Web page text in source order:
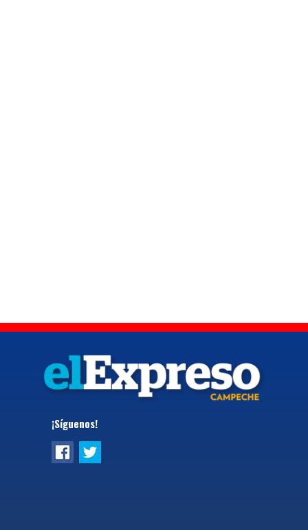
¡Síguenos!